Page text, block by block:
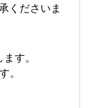
くださいま
す。
。